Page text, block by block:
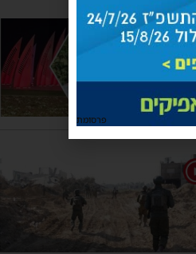
פרסומת